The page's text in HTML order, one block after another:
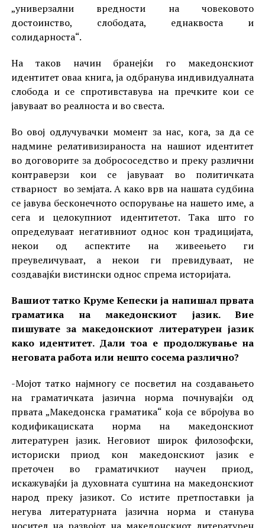
„универзални вредности на човековото
достоинство, слободата, еднаквоста и
солидарноста“.
На таков начин бранејќи го македонскиот
идентитет оваа книга, ја одбранува индивидуалната
слобода и се спротивставува на пречките кои се
јавуваат во реалноста и во свеста.
Во овој одлучувачки момент за нас, кога, за да се
надмине релативизираноста на нашиот идентитет
во договорите за добрососедство и преку различни
контраверзи кои се јавуваат во политичката
стварност во земјата. А како врв на нашата судбина
се јавува бесконечното оспорување на нашето име, а
сега и целокупниот идентитетот. Така што го
определуваат негативниот однос кон традицијата,
некои од аспектите на живеењето ги
преувеличуваат, а некои ги превидуваат, не
создавајќи вистински однос спрема историјата.
Вашиот татко Круме Кепески ја напишал првата
граматика на македонскиот јазик. Вие
пишувате за македонскиот литературен јазик
како идентитет. Дали тоа е продолжување на
неговата работа или нешто сосема различно?
-Мојот татко најмногу се посветил на создавањето
на граматичката јазична норма почнувајќи од
првата „Македонска граматика“ која се вбројува во
кодификациската норма на македонскиот
литературен јазик. Неговиот широк филозофски,
историски приод кон македонскиот јазик е
преточен во граматичкиот научен приод,
искажувајќи ја духовната суштина на македонскиот
народ преку јазикот. Со истите претпоставки ја
негува литературната јазична норма и станува
носител на развојот на македонскиот литературен